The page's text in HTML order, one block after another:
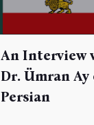
An Interview
Dr. Ümran
Persian